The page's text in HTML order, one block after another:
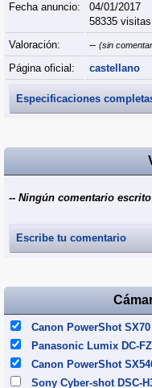
Fecha anuncio:
04/01/2017
58335 visitas
Valoración:
-- (sin
Página oficial: castellano
Especificaciones
-- Ningún comentario
Escribe tu comentario
Canon PowerShot SX70
Panasonic Lumix DC-
Canon PowerShot
Sony Cyber-shot DSC-